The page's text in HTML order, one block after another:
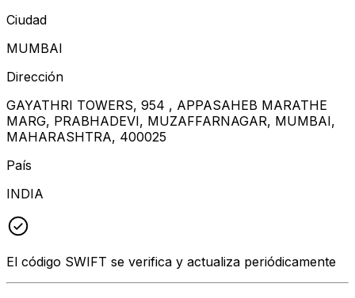
Ciudad
MUMBAI
Dirección
GAYATHRI TOWERS, 954 , APPASAHEB MARATHE
MARG, PRABHADEVI, MUZAFFARNAGAR, MUMBAI,
MAHARASHTRA, 400025
País
INDIA
El código SWIFT se verifica y actualiza periódicamente